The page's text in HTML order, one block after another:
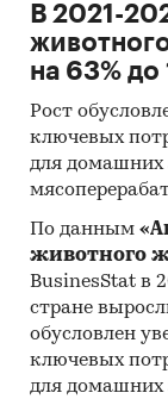
В 2021-
на 63% до
Рост
ключевых
для
По данным
животного
BusinesStat в
стране
обусловлен
ключевых
для